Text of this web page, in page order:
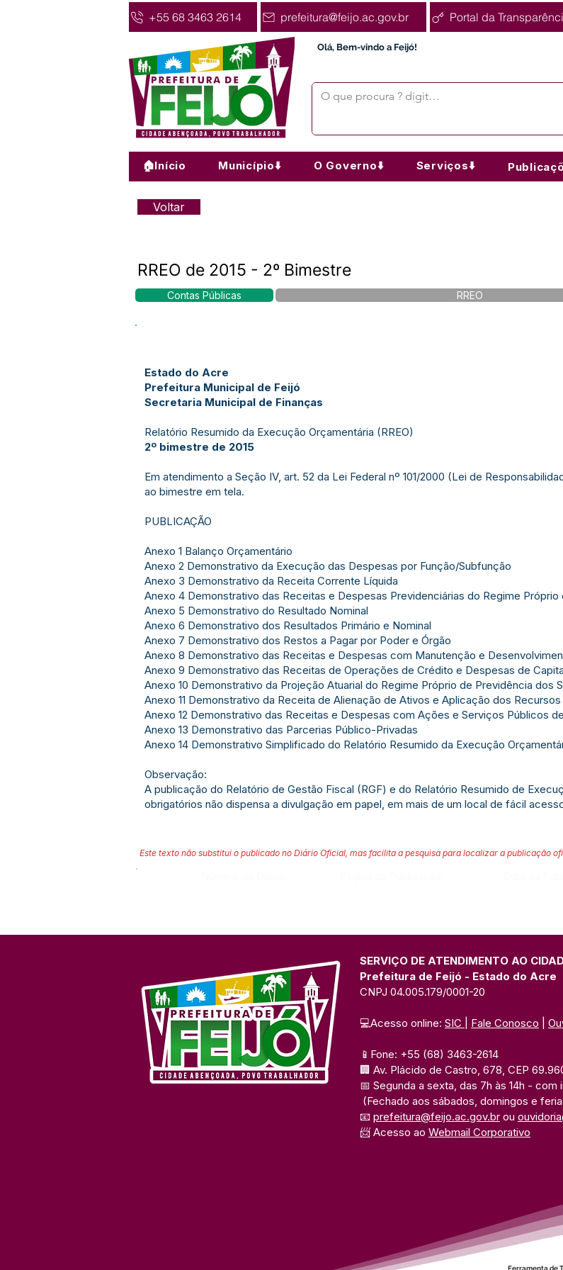
+55 68 3463 2614 prefeitura@feijo.ac.gov.br Portal da
Olá, Bem-vindo a Feijó!
🏠Início Município⬇️ O Governo⬇️ Serviços⬇️
Voltar
RREO de 2015 - 2º Bimestre
Contas Públicas RREO
Estado do Acre
Prefeitura Municipal de Feijó
Secretaria Municipal de Finanças
Relatório Resumido da Execução Orçamentária (RREO)
2º bimestre de 2015
Em atendimento a Seção IV, art. 52 da Lei Federal nº 101/2000 (Lei de
ao bimestre em tela.
PUBLICAÇÃO
Anexo 1 Balanço Orçamentário
Anexo 2 Demonstrativo da Execução das Despesas por Função/Subfunção
Anexo 3 Demonstrativo da Receita Corrente Líquida
Anexo 4 Demonstrativo das Receitas e Despesas Previdenciárias do Regime
Anexo 5 Demonstrativo do Resultado Nominal
Anexo 6 Demonstrativo dos Resultados Primário e Nominal
Anexo 7 Demonstrativo dos Restos a Pagar por Poder e Órgão
Anexo 8 Demonstrativo das Receitas e Despesas com Manutenção e
Anexo 9 Demonstrativo das Receitas de Operações de Crédito e Despesas de
Anexo 10 Demonstrativo da Projeção Atuarial do Regime Próprio de Previdência dos
Anexo 11 Demonstrativo da Receita de Alienação de Ativos e Aplicação dos Recursos
Anexo 12 Demonstrativo das Receitas e Despesas com Ações e Serviços Públicos
Anexo 13 Demonstrativo das Parcerias Público-Privadas
Anexo 14 Demonstrativo Simplificado do Relatório Resumido da Execução
Observação:
A publicação do Relatório de Gestão Fiscal (RGF) e do Relatório Resumido de
obrigatórios não dispensa a divulgação em papel, em mais de um local de fácil
Este texto não substitui o publicado no Diário Oficial, mas facilita a pesquisa para localizar a publicação
SERVIÇO DE ATENDIMENTO AO
Prefeitura de Feijó - Estado do Acre
CNPJ 04.005.179/0001-20
💻Acesso online: SIC Fale Conosco
📱Fone: +55 (68) 3463-2614
🏢 Av. Plácido de Castro, 678, CEP
📅 Segunda a sexta, das 7h às 14h - com
(Fechado aos sábados, domingos e
📧 prefeitura@feijo.ac.gov.br ou
📨 Acesso ao Webmail Corporativo
Ferramenta de